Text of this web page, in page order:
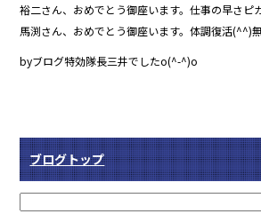
裕二さん、おめでとう御座います。仕事の早さピ
馬渕さん、おめでとう御座います。体調復活(^^)
byブログ特効隊長三井でしたo(^-^)o
ブログトップ